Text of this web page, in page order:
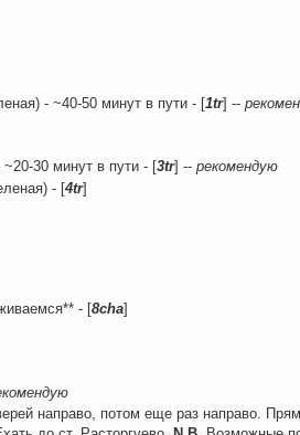
- ~40-50 минут в пути - [1tr] --
30 минут в пути - [3tr] -- рекомендую
- [4tr]
- [8cha]
направо, потом еще раз направо.